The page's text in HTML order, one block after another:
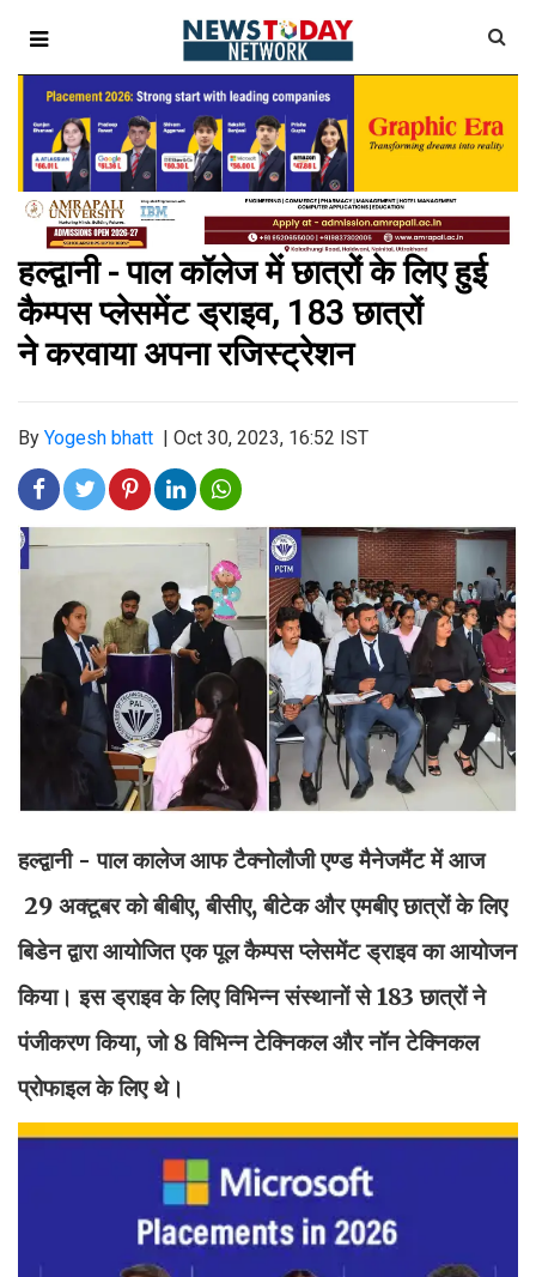
हल्द्वानी - पाल कॉलेज में छात्रों के लिए हुई
कैम्पस प्लेसमेंट ड्राइव, 183 छात्रों
ने करवाया अपना रजिस्ट्रेशन
By Yogesh bhatt Oct 30, 2023, 16:52 IST
हल्द्वानी - पाल कालेज आफ टैक्नोलौजी एण्ड मैनेजमैंट में आज
29 अक्टूबर को बीबीए, बीसीए, बीटेक और एमबीए छात्रों के लिए
बिडेन द्वारा आयोजित एक पूल कैम्पस प्लेसमेंट ड्राइव का आयोजन
किया। इस ड्राइव के लिए विभिन्न संस्थानों से 183 छात्रों ने
पंजीकरण किया, जो 8 विभिन्न टेक्निकल और नॉन टेक्निकल
प्रोफाइल के लिए थे।